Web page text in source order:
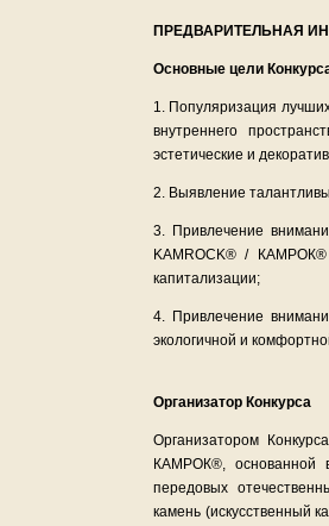
ПРЕДВАРИТЕЛЬНАЯ
Основные цели
1. Популяризация
внутреннего
эстетические и
2. Выявление
3. Привлечение
KAMROCK® / КАМРОК®
капитализации;
4. Привлечение
экологичной и
Организатор Конкурса
Организатором
КАМРОК®, основанной
передовых
камень (искусственный